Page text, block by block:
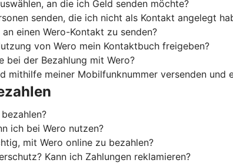
an die ich Geld senden möchte?
senden, die ich nicht als Kontakt angelegt
einen Wero-Kontakt zu senden?
von Wero mein Kontaktbuch freigeben?
bei der Bezahlung mit Wero?
mithilfe meiner Mobilfunknummer versenden
ich bei Wero nutzen?
mit Wero online zu bezahlen?
Kann ich Zahlungen reklamieren?